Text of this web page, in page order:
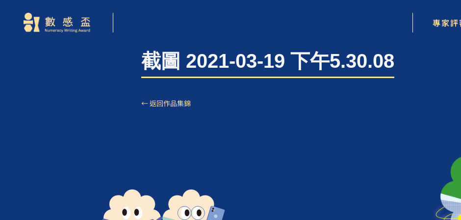
專家評
截圖 2021-03-19 下午5.30.08
← 返回作品集錦